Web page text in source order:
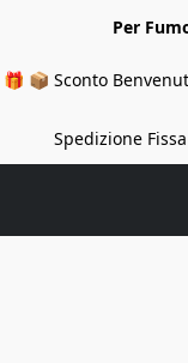
Per
🎁 📦 Sconto
Spedizione